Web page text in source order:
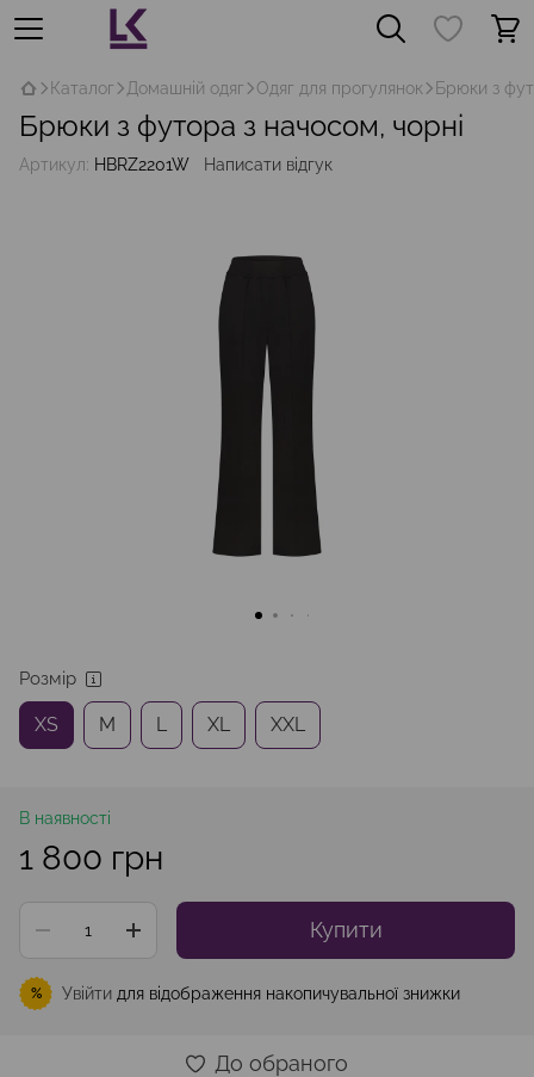
Каталог Домашній одяг Одяг для прогулянок Брюки з
Брюки з футора з начосом, чорні
Артикул: HBRZ2201W Написати відгук
Розмір
XS M L XL XXL
В наявності
1 800 грн
Купити
% Увійти для відображення накопичувальної знижки
До обраного